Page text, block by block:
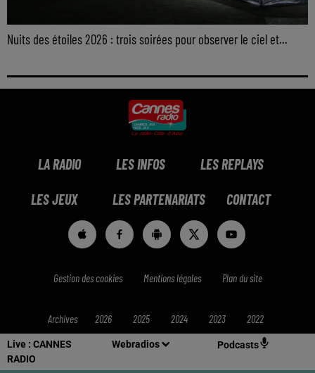
Live : CANNES
RADIO
Webradios Podcasts
Nuits des étoiles 2026 : trois soirées pour observer le ciel et...
LA RADIO LES INFOS LES REPLAYS
LES JEUX LES PARTENARIATS CONTACT
Gestion des cookies Mentions légales Plan du site
Archives 2026 2025 2024 2023 2022